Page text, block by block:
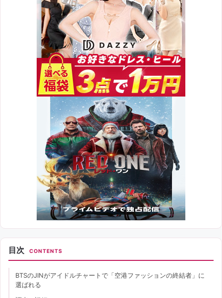
目次 CONTENTS
BTSのJINがアイドルチャートで「空港ファッションの終結者」に
選ばれる